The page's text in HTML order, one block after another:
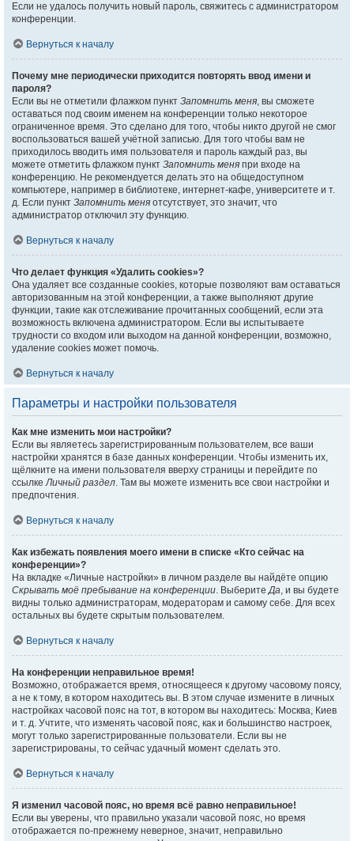
Если не удалось получить новый пароль, свяжитесь с администратором
конференции.
Вернуться к началу
Почему мне периодически приходится повторять ввод имени и
пароля?
Если вы не отметили флажком пункт Запомнить меня, вы сможете
оставаться под своим именем на конференции только некоторое
ограниченное время. Это сделано для того, чтобы никто другой не смог
воспользоваться вашей учётной записью. Для того чтобы вам не
приходилось вводить имя пользователя и пароль каждый раз, вы
можете отметить флажком пункт Запомнить меня при входе на
конференцию. Не рекомендуется делать это на общедоступном
компьютере, например в библиотеке, интернет-кафе, университете и т.
д. Если пункт Запомнить меня отсутствует, это значит, что
администратор отключил эту функцию.
Вернуться к началу
Что делает функция «Удалить cookies»?
Она удаляет все созданные cookies, которые позволяют вам оставаться
авторизованным на этой конференции, а также выполняют другие
функции, такие как отслеживание прочитанных сообщений, если эта
возможность включена администратором. Если вы испытываете
трудности со входом или выходом на данной конференции, возможно,
удаление cookies может помочь.
Вернуться к началу
Параметры и настройки пользователя
Как мне изменить мои настройки?
Если вы являетесь зарегистрированным пользователем, все ваши
настройки хранятся в базе данных конференции. Чтобы изменить их,
щёлкните на имени пользователя вверху страницы и перейдите по
ссылкеЛичный раздел. Там вы можете изменить все свои настройки и
предпочтения.
Вернуться к началу
Как избежать появления моего имени в списке «Кто сейчас на
конференции»?
На вкладке «Личные настройки» в личном разделе вы найдёте опцию
Скрывать моё пребывание на конференции. ВыберитеДа, и вы будете
видны только администраторам, модераторам и самому себе. Для всех
остальных вы будете скрытым пользователем.
Вернуться к началу
На конференции неправильное время!
Возможно, отображается время, относящееся к другому часовому поясу,
а не к тому, в котором находитесь вы. В этом случае измените в личных
настройках часовой пояс на тот, в котором вы находитесь: Москва, Киев
и т. д. Учтите, что изменять часовой пояс, как и большинство настроек,
могут только зарегистрированные пользователи. Если вы не
зарегистрированы, то сейчас удачный момент сделать это.
Вернуться к началу
Я изменил часовой пояс, но время всё равно неправильное!
Если вы уверены, что правильно указали часовой пояс, но время
отображается по-прежнему неверное, значит, неправильно